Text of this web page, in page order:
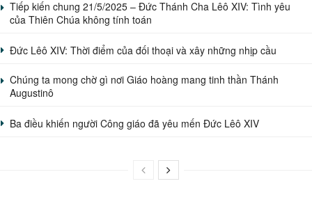
Tiếp kiến chung 21/5/2025 – Đức Thánh Cha Lêô XIV: Tình yêu
của Thiên Chúa không tính toán
Đức Lêô XIV: Thời điểm của đối thoại và xây những nhịp cầu
Chúng ta mong chờ gì nơi Giáo hoàng mang tinh thần Thánh
Augustinô
Ba điều khiến người Công giáo đã yêu mến Đức Lêô XIV